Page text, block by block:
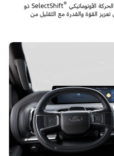
®
SelectShift ذو
القوّة والقدرة مع التّقليل من